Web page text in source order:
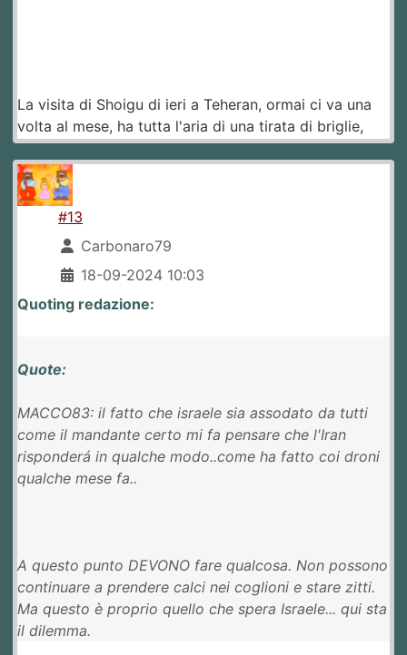
La visita di Shoigu di ieri a Teheran, ormai ci va una
volta al mese, ha tutta l'aria di una tirata di briglie,
#13
Carbonaro79
18-09-2024 10:03
Quoting redazione:
Quote:
MACCO83: il fatto che israele sia assodato da tutti
come il mandante certo mi fa pensare che l'Iran
risponderá in qualche modo..come ha fatto coi droni
qualche mese fa..
A questo punto DEVONO fare qualcosa. Non possono
continuare a prendere calci nei coglioni e stare zitti.
Ma questo è proprio quello che spera Israele... qui sta
il dilemma.